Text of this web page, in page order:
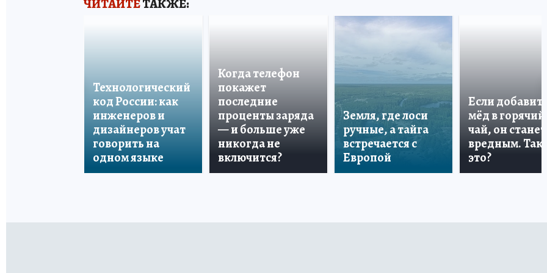
ЧИТАЙТЕТАКЖЕ:
Технологический
код России: как
инженеров и
дизайнеров учат
говорить на
одном языке
Когда телефон
покажет
последние
проценты заряда
— и больше уже
никогда не
включится?
Земля, где лоси
ручные, а тайга
встречается с
Европой
Если добавить
мёд в горячий
чай, он станет
вредным. Так
это?